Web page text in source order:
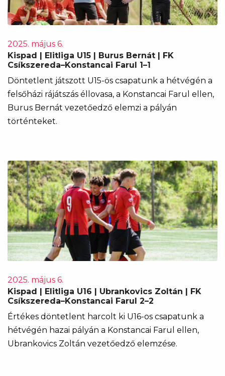
2025. május 6.
Kispad | Elitliga U15 | Burus Bernát | FK
Csíkszereda–Konstancai Farul 1–1
Döntetlent játszott U15-ös csapatunk a hétvégén a
felsőházi rájátszás éllovasa, a Konstancai Farul ellen,
Burus Bernát vezetőedző elemzi a pályán
történteket.
2025. május 6.
Kispad | Elitliga U16 | Ubrankovics Zoltán | FK
Csíkszereda–Konstancai Farul 2–2
Értékes döntetlent harcolt ki U16-os csapatunk a
hétvégén hazai pályán a Konstancai Farul ellen,
Ubrankovics Zoltán vezetőedző elemzése.